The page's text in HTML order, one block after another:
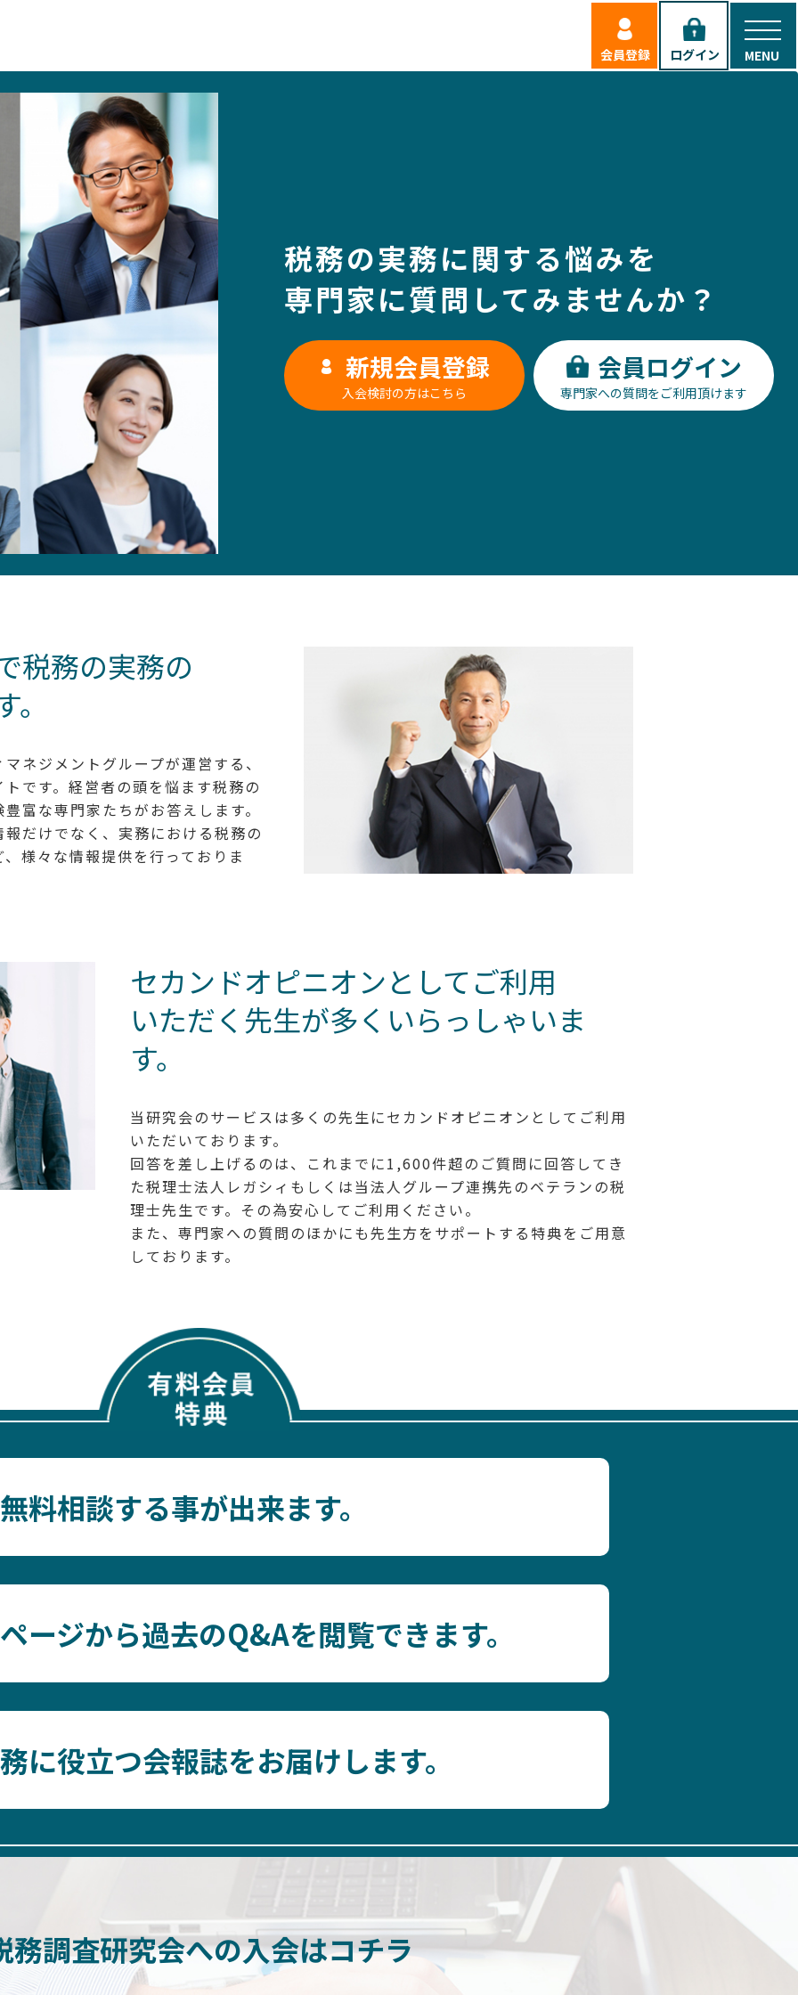
会員登録 ログイン
税務の実務に関する悩みを
専門家に質問してみませんか？
新規会員登録
入会検討の方はこちら
会員ログイン
専門家への質問をご利用頂けます
税務の実務の
ネジメントグループが運営する、
です。経営者の頭を悩ます税務の
富な専門家たちがお答えします。
だけでなく、実務における税務の
様々な情報提供を行っておりま
セカンドオピニオンとしてご利用
いただく先生が多くいらっしゃいま
す。
当研究会のサービスは多くの先生にセカンドオピニオンとしてご利用
いただいております。
回答を差し上げるのは、これまでに1,600件超のご質問に回答してき
た税理士法人レガシィもしくは当法人グループ連携先のベテランの税
理士先生です。その為安心してご利用ください。
また、専門家への質問のほかにも先生方をサポートする特典をご用意
しております。
料相談する事が出来ます。
ージから過去のQ&Aを閲覧できます。
に役立つ会報誌をお届けします。
務調査研究会への入会はコチラ